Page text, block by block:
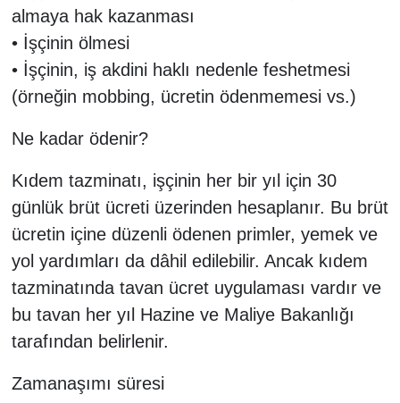
almaya hak kazanması
• İşçinin ölmesi
• İşçinin, iş akdini haklı nedenle feshetmesi
(örneğin mobbing, ücretin ödenmemesi vs.)
Ne kadar ödenir?
Kıdem tazminatı, işçinin her bir yıl için 30
günlük brüt ücreti üzerinden hesaplanır. Bu brüt
ücretin içine düzenli ödenen primler, yemek ve
yol yardımları da dâhil edilebilir. Ancak kıdem
tazminatında tavan ücret uygulaması vardır ve
bu tavan her yıl Hazine ve Maliye Bakanlığı
tarafından belirlenir.
Zamanaşımı süresi